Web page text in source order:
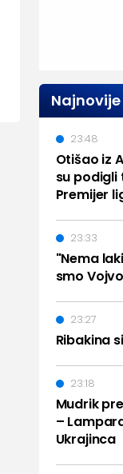
Najnovije
Otišao iz
su
Premijer
23:48
"Nema
smo
23:33
Ribakina
23:27
Mudrik
–
Ukrajinca
23:18